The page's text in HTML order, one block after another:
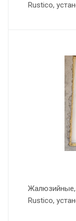
Rustico,
Жалюзийные,
Rustico,